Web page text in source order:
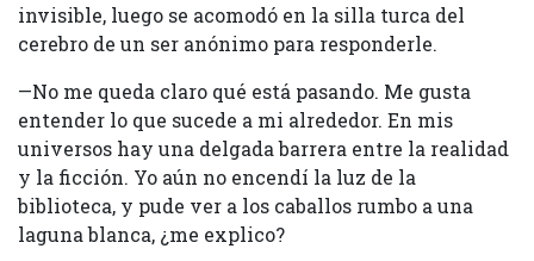
invisible, luego se acomodó en la silla turca del
cerebro de un ser anónimo para responderle.
—No me queda claro qué está pasando. Me gusta
entender lo que sucede a mi alrededor. En mis
universos hay una delgada barrera entre la realidad
y la ficción. Yo aún no encendí la luz de la
biblioteca, y pude ver a los caballos rumbo a una
laguna blanca, ¿me explico?